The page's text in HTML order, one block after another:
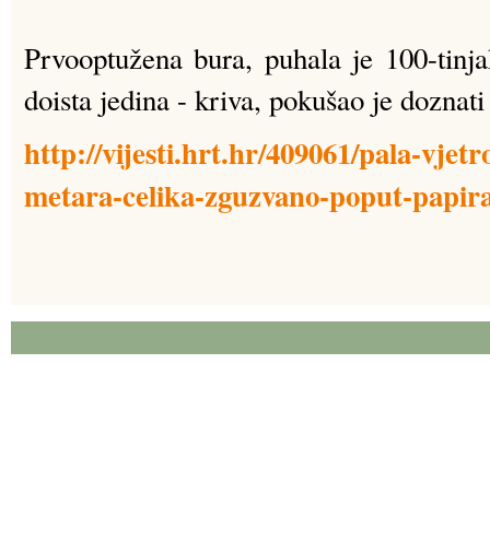
Prvooptužena bura, puhala je 100-
doista jedina - kriva, pokušao je
http://vijesti.hrt.hr/409061/pala-
metara-celika-zguzvano-poput-